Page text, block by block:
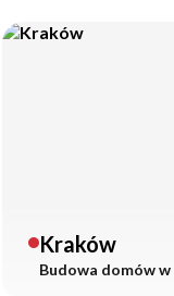
Kraków
Budowa domów w